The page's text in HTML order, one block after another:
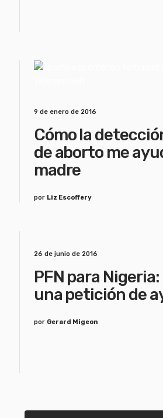
9 de enero de 2016
Cómo la
de aborto me
madre
por Liz Escoffery
26 de junio de 2016
PFN para
una petición de
por Gerard Migeon